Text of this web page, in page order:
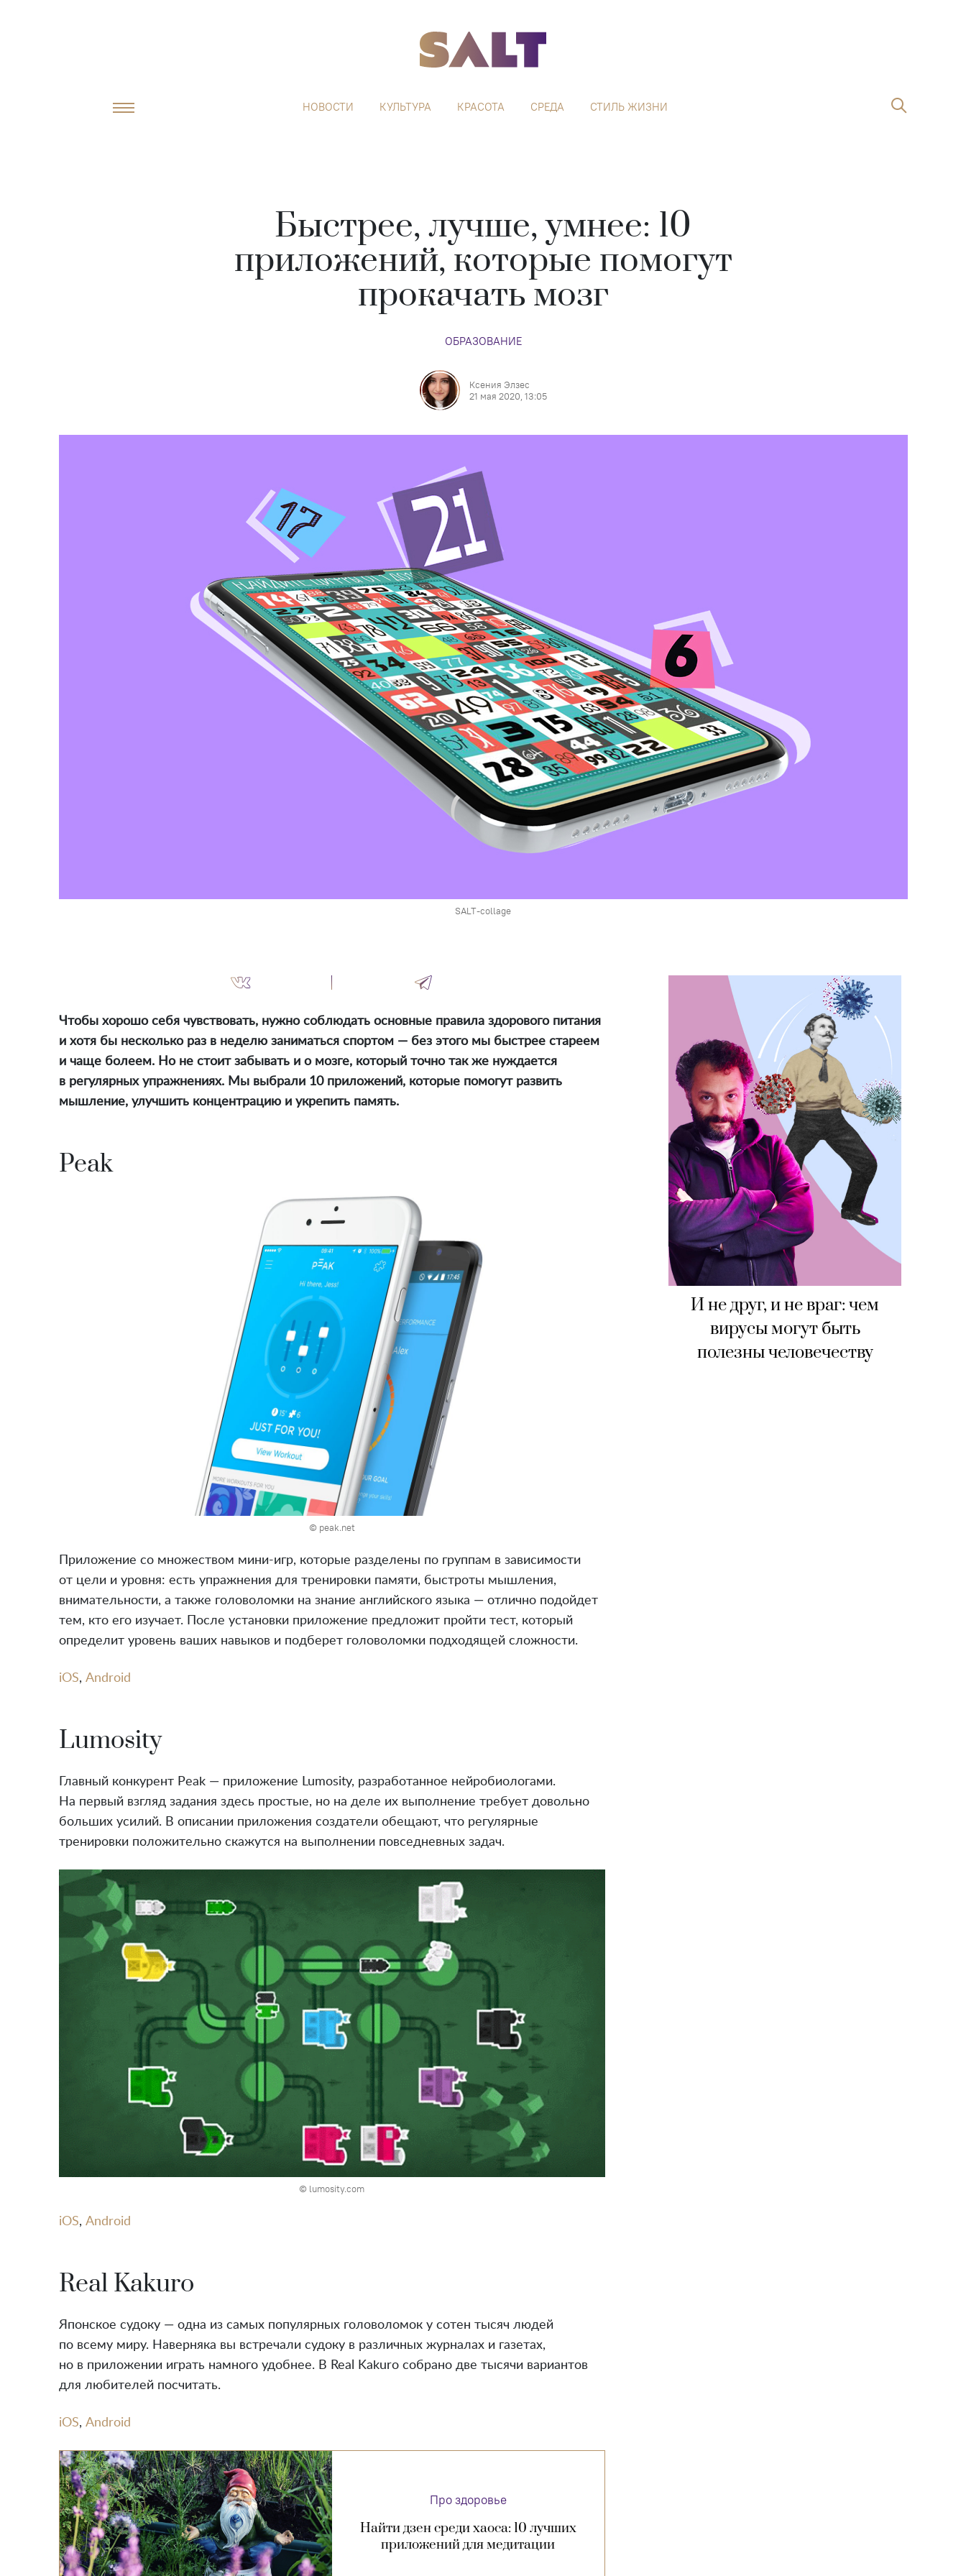
НОВОСТИ КУЛЬТУРА КРАСОТА СРЕДА СТИЛЬ ЖИЗНИ
Быстрее, лучше, умнее: 10
приложений, которые помогут
прокачать мозг
ОБРАЗОВАНИЕ
Ксения Элзес
21 мая 2020, 13:05
SALT-collage
И не друг, и не враг: чем
вирусы могут быть
полезны человечеству
Чтобы хорошо себя чувствовать, нужно соблюдать основные правила здорового питания
и хотя бы несколько раз в неделю заниматься спортом — без этого мы быстрее стареем
и чаще болеем. Но не стоит забывать и о мозге, который точно так же нуждается
в регулярных упражнениях. Мы выбрали 10 приложений, которые помогут развить
мышление, улучшить концентрацию и укрепить память.
Peak
© peak.net
Приложение со множеством мини-игр, которые разделены по группам в зависимости
от цели и уровня: есть упражнения для тренировки памяти, быстроты мышления,
внимательности, а также головоломки на знание английского языка — отлично подойдет
тем, кто его изучает. После установки приложение предложит пройти тест, который
определит уровень ваших навыков и подберет головоломки подходящей сложности.
iOS, Android
Lumosity
Главный конкурент Peak — приложение Lumosity, разработанное нейробиологами.
На первый взгляд задания здесь простые, но на деле их выполнение требует довольно
больших усилий. В описании приложения создатели обещают, что регулярные
тренировки положительно скажутся на выполнении повседневных задач.
© lumosity.com
iOS, Android
Real Kakuro
Японское судоку — одна из самых популярных головоломок у сотен тысяч людей
по всему миру. Наверняка вы встречали судоку в различных журналах и газетах,
но в приложении играть намного удобнее. В Real Kakuro собрано две тысячи вариантов
для любителей посчитать.
iOS, Android
Про здоровье
Найти дзен среди хаоса: 10 лучших
приложений для медитации